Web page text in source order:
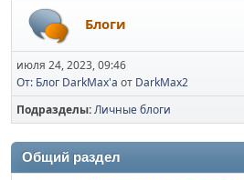
Блоги
июля 24, 2023, 09:46
От: Блог DarkMax'а от DarkMax2
Подразделы Личные блоги
Общий раздел